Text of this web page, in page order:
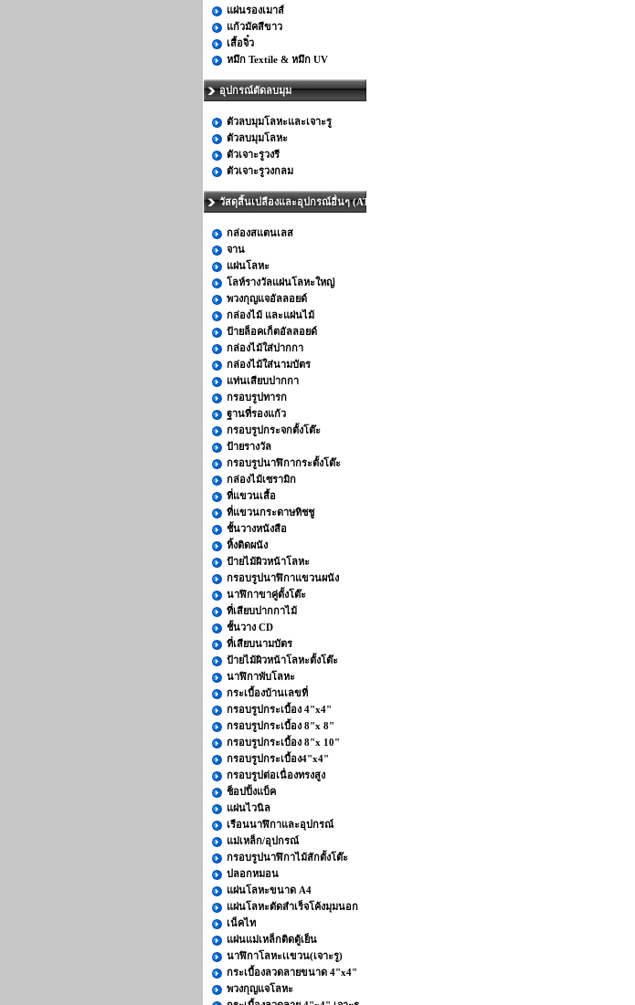
แผ่นรองเมาส์
แก้วมัคสีขาว
เสื้อจิ๋ว
หมึก Textile & หมึก UV
อุปกรณ์ตัดลบมุม
ตัวลบมุมโลหะและเจาะรู
ตัวลบมุมโลหะ
ตัวเจาะรูวงรี
ตัวเจาะรูวงกลม
วัสดุสิ้นเปลืองและอุปกรณ์อื่นๆ (AT)
กล่องสแตนเลส
จาน
แผ่นโลหะ
โลห์รางวัลแผ่นโลหะใหญ่
พวงกุญแจอัลลอยด์
กล่องไม้ และแผ่นไม้
ป้ายล็อคเก็ตอัลลอยด์
กล่องไม้ใส่ปากกา
กล่องไม้ใส่นามบัตร
แท่นเสียบปากกา
กรอบรูปทารก
ฐานที่รองแก้ว
กรอบรูปกระจกตั้งโต๊ะ
ป้ายรางวัล
กรอบรูปนาฬิกากระตั้งโต๊ะ
กล่องไม้เซรามิก
ที่แขวนเสื้อ
ที่แขวนกระดาษทิชชู
ชั้นวางหนังสือ
หิ้งติดผนัง
ป้ายไม้ผิวหน้าโลหะ
กรอบรูปนาฬิกาแขวนผนัง
นาฬิกาขาคู่ตั้งโต๊ะ
ที่เสียบปากกาไม้
ชั้นวาง CD
ที่เสียบนามบัตร
ป้ายไม้ผิวหน้าโลหะตั้งโต๊ะ
นาฬิกาพับโลหะ
กระเบื้องบ้านเลขที่
กรอบรูปกระเบื้อง 4"x4"
กรอบรูปกระเบื้อง 8"x 8"
กรอบรูปกระเบื้อง 8"x 10"
กรอบรูปกระเบื้อง4"x4"
กรอบรูปต่อเนื่องทรงสูง
ช็อปปิ้งแบ็ค
แผ่นไวนิล
เรือนนาฬิกาและอุปกรณ์
แม่เหล็ก/อุปกรณ์
กรอบรูปนาฬิกาไม้สักตั้งโต๊ะ
ปลอกหมอน
แผ่นโลหะขนาด A4
แผ่นโลหะตัดสำเร็จโค้งมุมนอก
เน็คไท
แผ่นแม่เหล็กติดตู้เย็น
นาฬิกาโลหะเเขวน(เจาะรู)
กระเบื้องลวดลายขนาด 4"x4"
พวงกุญแจโลหะ